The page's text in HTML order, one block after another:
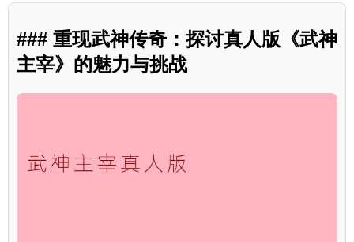
### 重现武神传奇：探讨真人版《武神
主宰》的魅力与挑战